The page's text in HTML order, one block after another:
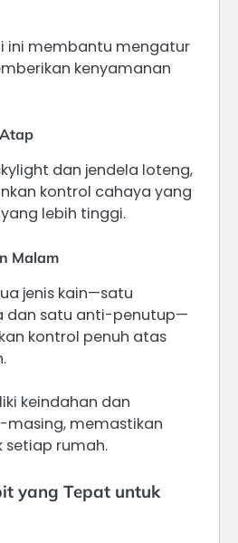
ini membantu mengatur
kenyamanan
dan jendela loteng,
kontrol cahaya yang
lebih tinggi.
Malam
jenis kain—satu
dan satu anti-penutup—
kontrol penuh atas
keindahan dan
masing, memastikan
setiap rumah.
yang Tepat untuk